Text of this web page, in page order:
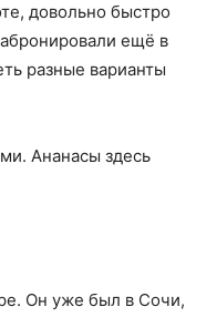
довольно быстро
ещё в
разные варианты
Ананасы здесь
Он уже был в Сочи,